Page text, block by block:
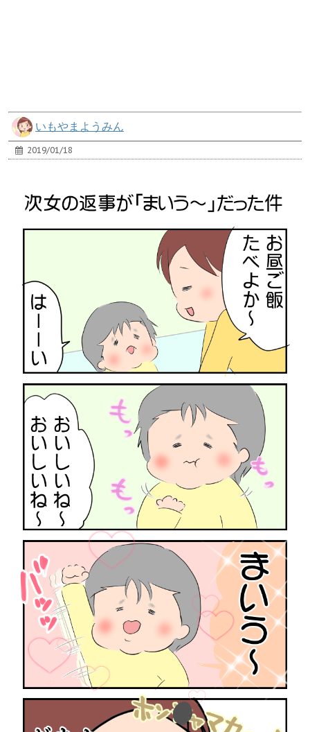
いもやまようみん
2019/01/18